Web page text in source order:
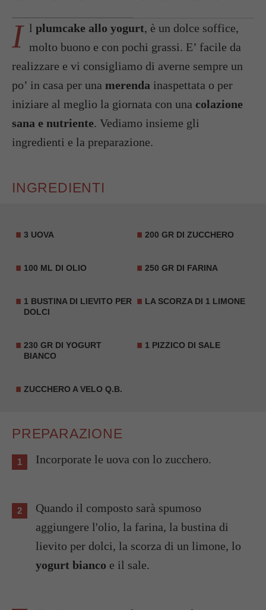
I l plumcake allo yogurt, è un dolce soffice,
molto buono e con pochi grassi. E’ facile da
realizzare e vi consigliamo di averne sempre un
po’ in casa per una merenda inaspettata o per
iniziare al meglio la giornata con una colazione
sana e nutriente. Vediamo insieme gli
ingredienti e la preparazione.
INGREDIENTI
3 UOVA 200 GR DI ZUCCHERO
100 ML DI OLIO 250 GR DI FARINA
1 BUSTINA DI LIEVITO PER
DOLCI
LA SCORZA DI 1 LIMONE
230 GR DI YOGURT
BIANCO
1 PIZZICO DI SALE
ZUCCHERO A VELO Q.B.
PREPARAZIONE
Incorporate le uova con lo zucchero.
Quando il composto sarà spumoso
aggiungere l'olio, la farina, la bustina di
lievito per dolci, la scorza di un limone, lo
yogurt bianco e il sale.